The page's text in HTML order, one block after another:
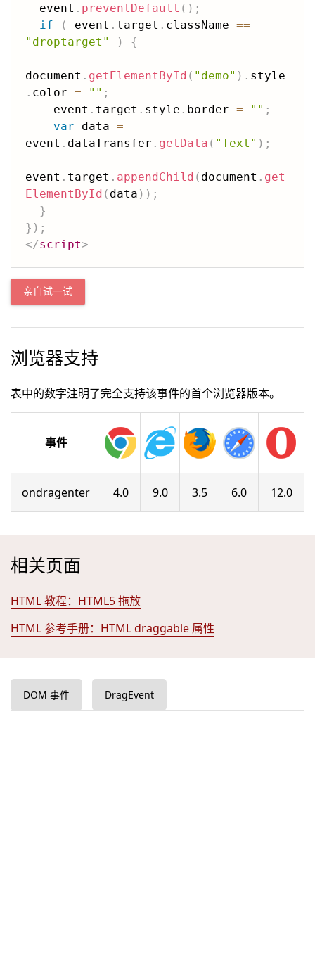
  event
. preventDefault ( ) ;
if
( event . target . className ==
"droptarget"
) {
document . getElementById ( "demo" ) . style
. color = "" ;
    event
. target . style . border = "" ;
var data =
event . dataTransfer . getData ( "Text" ) ;
event . target . appendChild ( document . get
ElementById ( data ) ) ;
}
} ) ;
</script>
亲自试一试
浏览器支持
表中的数字注明了完全支持该事件的首个浏览器版本。
事件
ondragenter 4.0 9.0 3.5 6.0 12.0
相关页面
HTML 教程：HTML5 拖放
HTML 参考手册：HTML draggable 属性
DOM 事件 DragEvent